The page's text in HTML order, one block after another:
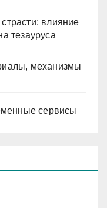
влияние
тезауруса
механизмы
сервисы